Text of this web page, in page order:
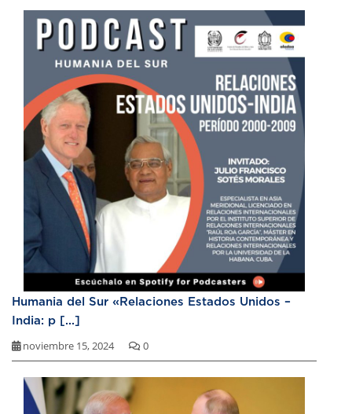
Humania del Sur «Relaciones Estados Unidos –
India: p [...]
noviembre 15, 2024 0